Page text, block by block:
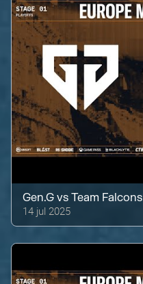
Gen.G vsTeam Falcons
14 jul 2025